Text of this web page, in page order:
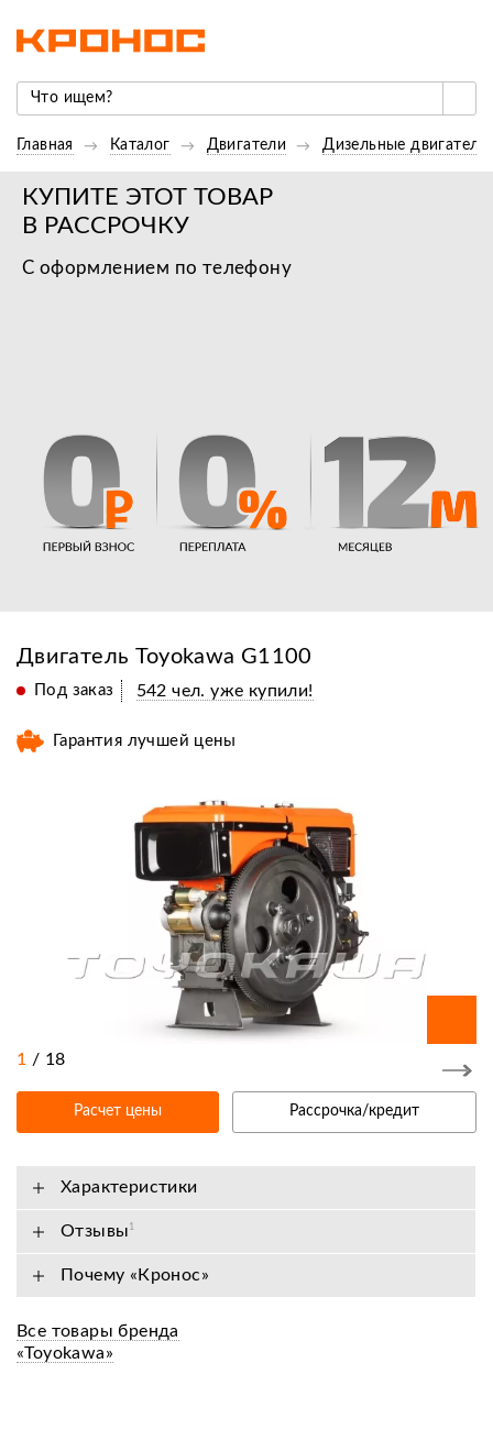
Главная Каталог Двигатели Дизельные
КУПИТЕ ЭТОТ ТОВАР
В РАССРОЧКУ
С оформлением по телефону
Двигатель Toyokawa G1100
Под заказ 542 чел. уже купили!
Гарантия лучшей цены
1 / 18
Расчет цены Рассрочка/кредит
Характеристики
Отзывы 1
Почему «Кронос»
Все товары бренда
«Toyokawa»